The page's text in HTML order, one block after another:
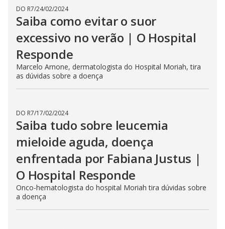
DO R7/24/02/2024
Saiba como evitar o suor
excessivo no verão | O Hospital
Responde
Marcelo Arnone, dermatologista do Hospital Moriah, tira
as dúvidas sobre a doença
DO R7/17/02/2024
Saiba tudo sobre leucemia
mieloide aguda, doença
enfrentada por Fabiana Justus |
O Hospital Responde
Onco-hematologista do hospital Moriah tira dúvidas sobre
a doença